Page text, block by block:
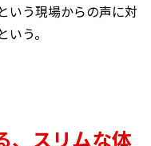
いう現場からの声に対
う。
、スリムな体